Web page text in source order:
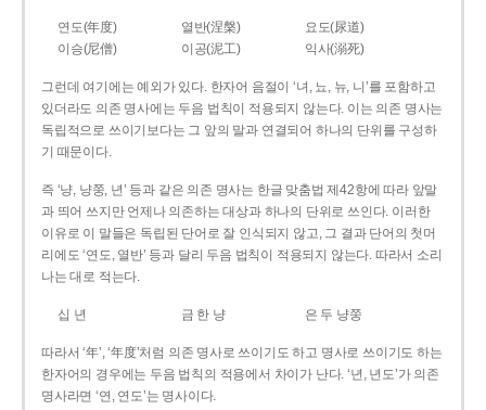
연도(年度) 열반(涅槃)
요도(尿道)
이승(尼僧)
이공(泥工) 익사(溺死)
그런데 여기에는 예외가 있다. 한자어 음절이 ‘녀, 뇨, 뉴, 니’를 포함하고
있더라도 의존 명사에는 두음 법칙이 적용되지 않는다. 이는 의존 명사는
독립적으로 쓰이기보다는 그 앞의 말과 연결되어 하나의 단위를 구성하
기 때문이다.
즉 ‘냥, 냥쭝, 년’ 등과 같은 의존 명사는 한글 맞춤법 제42항에 따라 앞말
과 띄어 쓰지만 언제나 의존하는 대상과 하나의 단위로 쓰인다. 이러한
이유로 이 말들은 독립된 단어로 잘 인식되지 않고, 그 결과 단어의 첫머
리에도 ‘연도, 열반’ 등과 달리 두음 법칙이 적용되지 않는다. 따라서 소리
나는 대로 적는다.
십 년 금 한 냥 은 두 냥쭝
따라서 ‘年’, ‘年度’처럼 의존 명사로 쓰이기도 하고 명사로 쓰이기도 하는
한자어의 경우에는 두음 법칙의 적용에서 차이가 난다. ‘년, 년도’가 의존
명사라면 ‘연, 연도’는 명사이다.